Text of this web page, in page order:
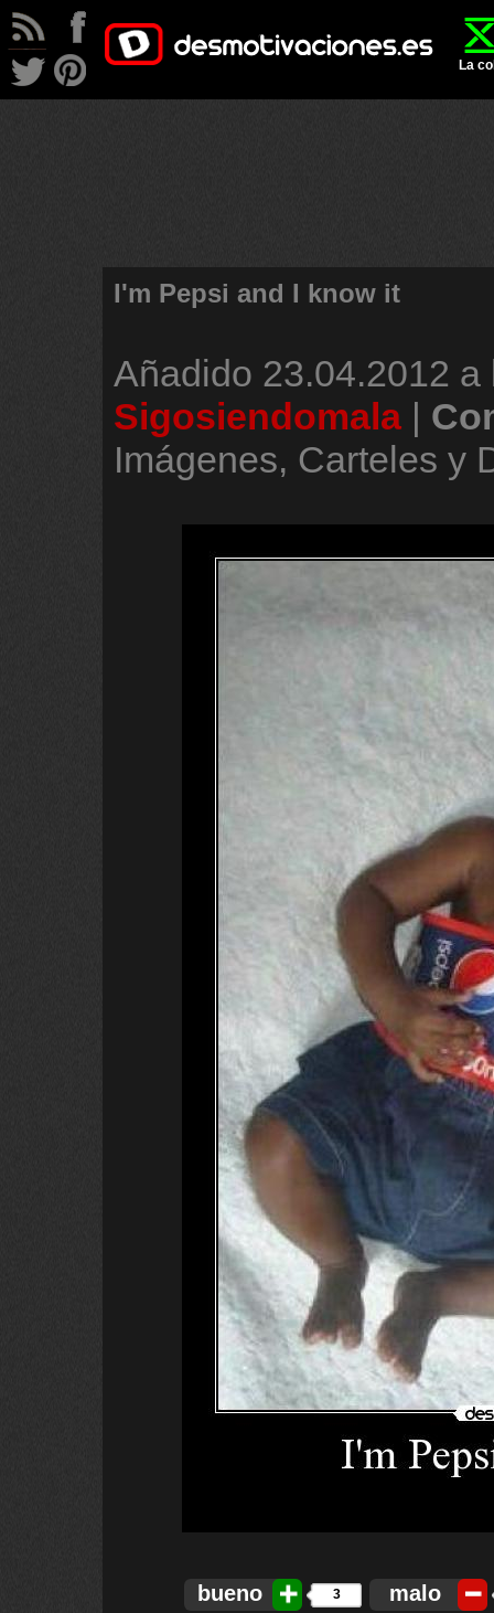
La
I'm Pepsi and I know it
Añadido 23.04.2012 a
Sigosiendomala |
Imágenes, Carteles y
bueno 3 malo